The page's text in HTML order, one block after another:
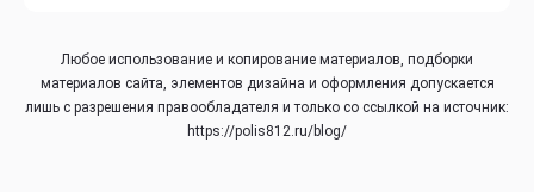
Любое использование и копирование материалов, подборки
материалов сайта, элементов дизайна и оформления допускается
лишь с разрешения правообладателя и только со ссылкой на источник:
https://polis812.ru/blog/